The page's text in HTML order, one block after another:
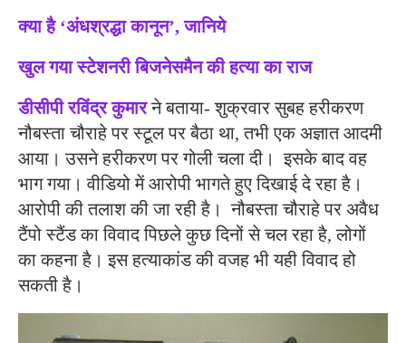
क्या है ‘अंधश्रद्धा कानून’, जानिये
खुल गया स्टेशनरी बिजनेसमैन की हत्या का राज
डीसीपी रविंद्र कुमारने बताया- शुक्रवार सुबह हरीकरण
नौबस्ता चौराहे पर स्टूल पर बैठा था, तभी एक अज्ञात आदमी
आया। उसने हरीकरण पर गोली चला दी। इसके बाद वह
भाग गया। वीडियो में आरोपी भागते हुए दिखाई दे रहा है।
आरोपी की तलाश की जा रही है। नौबस्ता चौराहे पर अवैध
टैंपो स्टैंड का विवाद पिछले कुछ दिनों से चल रहा है, लोगों
का कहना है। इस हत्याकांड की वजह भी यही विवाद हो
सकती है।